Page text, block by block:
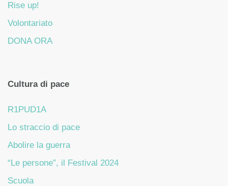
Rise up!
Volontariato
DONA ORA
Cultura di pace
R1PUD1A
Lo straccio di pace
Abolire la guerra
“Le persone”, il Festival 2024
Scuola